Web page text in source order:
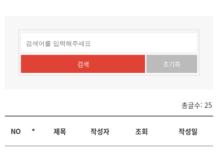
검색 초기화
총글수: 25
NO * 제목 작성자 조회 작성일